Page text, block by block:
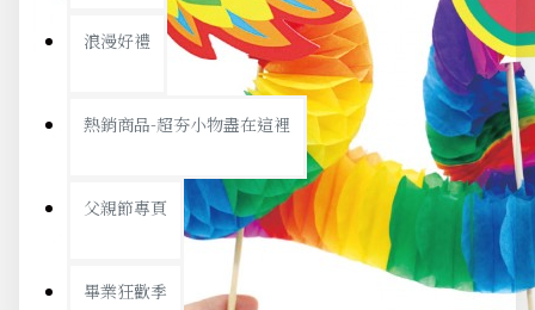
浪漫好禮
熱銷商品-超夯小物盡在這裡
父親節專頁
畢業狂歡季